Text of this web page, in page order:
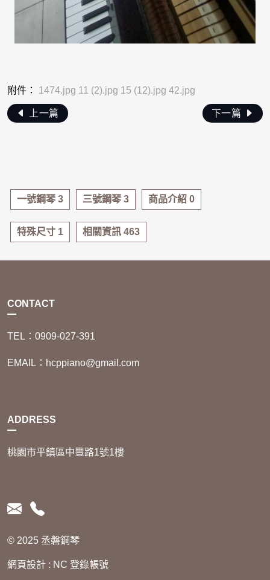
附件： 1474.jpg 11 (2).jpg 15 (12).jpg 42.jpg
上一篇 下一篇
一號鋼琴 3 三號鋼琴 3 商品介紹 0
特殊尺寸 1 相關資訊 463
CONTACT
TEL：0909-027-391
EMAIL：hcppiano@gmail.com
ADDRESS
桃園市平鎮區中豐路1號1樓
© 2025 丞磐鋼琴
網頁設計 : NC 登錄帳號